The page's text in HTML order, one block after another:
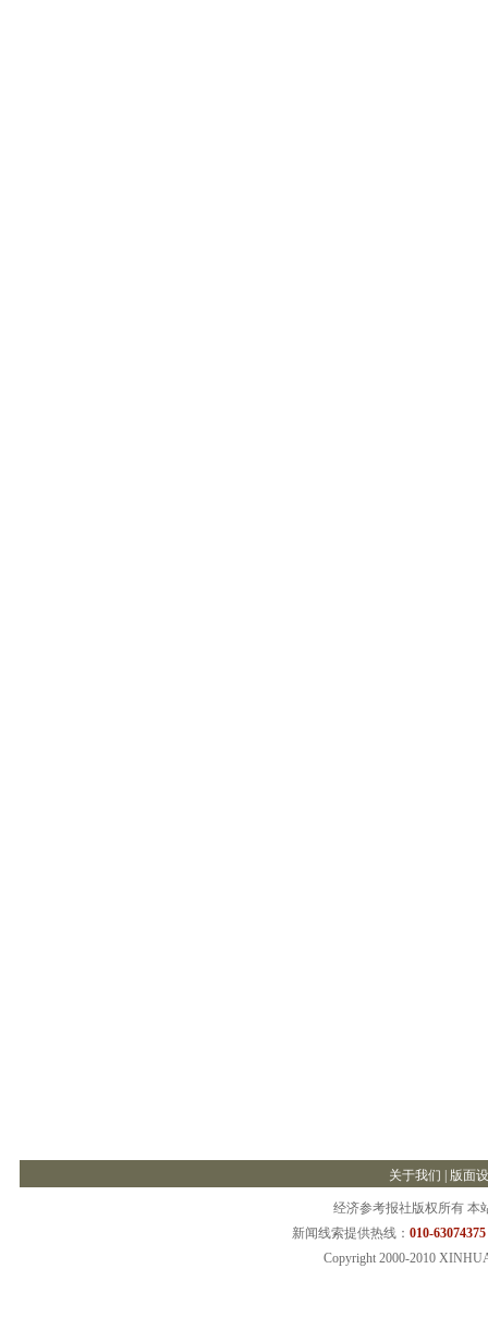
关于我们 版面
经济参考报社版权所有 本
新闻线索提供热线： 010-
Copyright 2000-2010